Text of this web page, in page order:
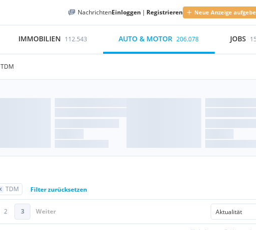
NachrichtenEinloggen | Registrieren Neue Anzeige
IMMOBILIEN 112.543 AUTO & MOTOR 206.078 JOBS
TDM
TDM Filter zurücksetzen
2 3 Weiter